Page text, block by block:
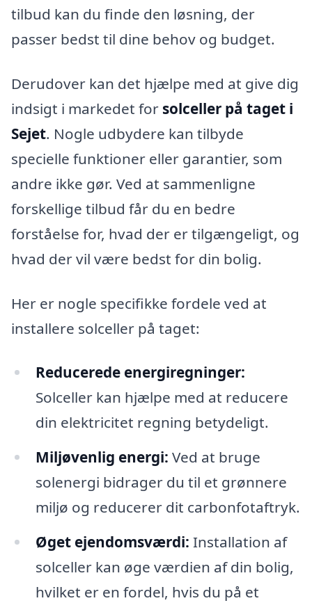
tilbud kan du finde den løsning, der
passer bedst til dine behov og budget.
Derudover kan det hjælpe med at give dig
indsigt i markedet for solceller på taget i
Sejet. Nogle udbydere kan tilbyde
specielle funktioner eller garantier, som
andre ikke gør. Ved at sammenligne
forskellige tilbud får du en bedre
forståelse for, hvad der er tilgængeligt, og
hvad der vil være bedst for din bolig.
Her er nogle specifikke fordele ved at
installere solceller på taget:
Reducerede energiregninger:
Solceller kan hjælpe med at reducere
din elektricitet regning betydeligt.
Miljøvenlig energi: Ved at bruge
solenergi bidrager du til et grønnere
miljø og reducerer dit carbonfotaftryk.
Øget ejendomsværdi: Installation af
solceller kan øge værdien af din bolig,
hvilket er en fordel, hvis du på et